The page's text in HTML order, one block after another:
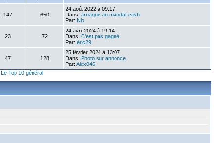
147 650
24 août 2022 à 09:17
Dans: arnaque au mandat cash
Par: Nio
23 72
24 avril 2024 à 19:14
Dans: C'est pas gagné
Par: éric29
47 128
25 février 2024 à 13:07
Dans: Photo sur annonce
Par: Alex046
Le Top 10 général